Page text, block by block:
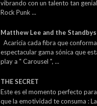
vibrando con un talento tan
Rock Punk ...
Matthew Lee and the
Acaricia cada fibra que
espectacular gama sónica que
play a " Carousel ", ...
THE SECRET
Este es el momento perfecto
que la emotividad te consuma :